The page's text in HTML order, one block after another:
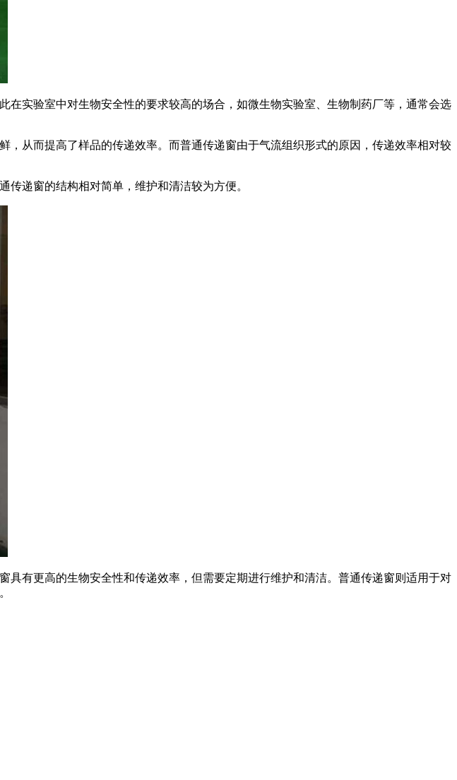
实验室中对生物安全性的要求较高的场合，如微生物实验室、生物制药厂等，通常会选
从而提高了样品的传递效率。而普通传递窗由于气流组织形式的原因，传递效率相对较
递窗的结构相对简单，维护和清洁较为方便。
有更高的生物安全性和传递效率，但需要定期进行维护和清洁。普通传递窗则适用于对